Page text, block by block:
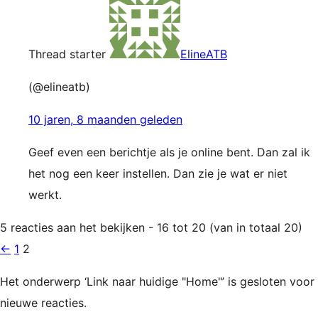
Thread starter ElineATB
(@elineatb)
10 jaren, 8 maanden geleden
Geef even een berichtje als je online bent. Dan zal ik
het nog een keer instellen. Dan zie je wat er niet
werkt.
5 reacties aan het bekijken - 16 tot 20 (van in totaal 20)
← 1 2
Het onderwerp ‘Link naar huidige "Home"’ is gesloten voor
nieuwe reacties.